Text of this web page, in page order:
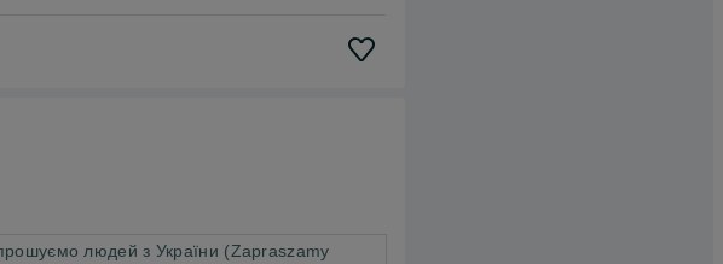
людей з України (Zapraszamy